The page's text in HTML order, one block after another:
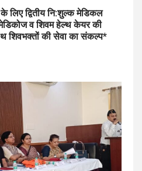
लिए द्वितीय नि:शुल्क मेडिकल
व शिवम हेल्थ केयर की
शिवभक्तों की सेवा का संकल्प*